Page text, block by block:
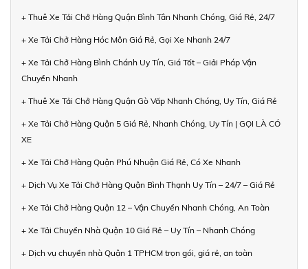
+ Thuê Xe Tải Chở Hàng Quận Bình Tân Nhanh Chóng, Giá Rẻ, 24/7
+ Xe Tải Chở Hàng Hóc Môn Giá Rẻ, Gọi Xe Nhanh 24/7
+ Xe Tải Chở Hàng Bình Chánh Uy Tín, Giá Tốt – Giải Pháp Vận
Chuyển Nhanh
+ Thuê Xe Tải Chở Hàng Quận Gò Vấp Nhanh Chóng, Uy Tín, Giá Rẻ
+ Xe Tải Chở Hàng Quận 5 Giá Rẻ, Nhanh Chóng, Uy Tín | GỌI LÀ CÓ
XE
+ Xe Tải Chở Hàng Quận Phú Nhuận Giá Rẻ, Có Xe Nhanh
+ Dịch Vụ Xe Tải Chở Hàng Quận Bình Thạnh Uy Tín – 24/7 – Giá Rẻ
+ Xe Tải Chở Hàng Quận 12 – Vận Chuyển Nhanh Chóng, An Toàn
+ Xe Tải Chuyển Nhà Quận 10 Giá Rẻ – Uy Tín – Nhanh Chóng
+ Dịch vụ chuyển nhà Quận 1 TPHCM trọn gói, giá rẻ, an toàn